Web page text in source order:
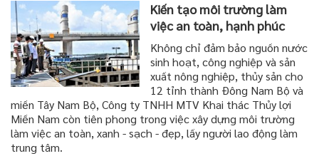
Kiến tạo môi trường làm
việc an toàn, hạnh phúc
Không chỉ đảm bảo nguồn nước
sinh hoạt, công nghiệp và sản
xuất nông nghiệp, thủy sản cho
12 tỉnh thành Đông Nam Bộ và
miền Tây Nam Bộ, Công ty TNHH MTV Khai thác Thủy lợi
Miền Nam còn tiên phong trong việc xây dựng môi trường
làm việc an toàn, xanh - sạch - đẹp, lấy người lao động làm
trung tâm.